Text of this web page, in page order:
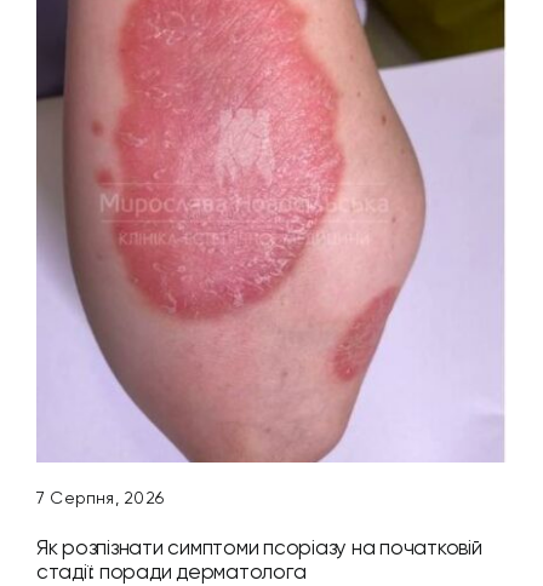
7 Серпня, 2026
Як розпізнати симптоми псоріазу на початковій
стадії: поради дерматолога